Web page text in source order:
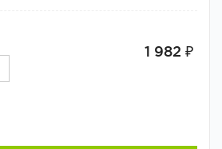
1 982 ₽